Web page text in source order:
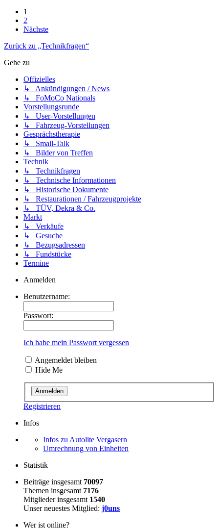
1
2
Nächste
Zurück zu „Technikfragen“
Gehe zu
Offizielles
↳ Ankündigungen / News
↳ FoMoCo Nationals
Vorstellungsrunde
↳ User-Vorstellungen
↳ Fahrzeug-Vorstellungen
Gesprächstherapie
↳ Small-Talk
↳ Bilder von Treffen
Technik
↳ Technikfragen
↳ Technische Informationen
↳ Historische Dokumente
↳ Restaurationen / Fahrzeugprojekte
↳ TÜV, Dekra & Co.
Markt
↳ Verkäufe
↳ Gesuche
↳ Bezugsadressen
↳ Fundstücke
Termine
Anmelden
Benutzername:
Passwort:
Ich habe mein Passwort vergessen
Angemeldet bleiben
Hide Me
Registrieren
Infos
Infos zu Autolite Vergasern
Umrechnung von Einheiten
Statistik
Beiträge insgesamt 70097
Themen insgesamt 7176
Mitglieder insgesamt 1540
Unser neuestes Mitglied: j0uns
Wer ist online?